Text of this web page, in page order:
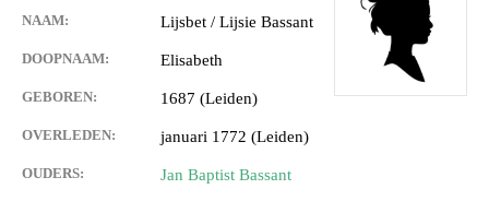
NAAM: Lijsbet / Lijsie Bassant
DOOPNAAM: Elisabeth
GEBOREN: 1687 (Leiden)
OVERLEDEN: januari 1772 (Leiden)
OUDERS:
Jan Baptist Bassant